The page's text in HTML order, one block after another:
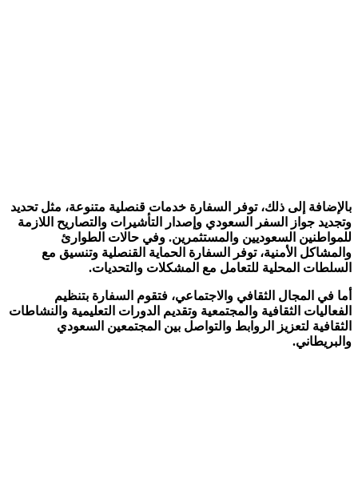
بالإضافة إلى ذلك، توفر السفارة خدمات قنصلية متنوعة، مثل تحديد
وتجديد جواز السفر السعودي وإصدار التأشيرات والتصاريح اللازمة
للمواطنين السعوديين والمستثمرين. وفي حالات الطوارئ
والمشاكل الأمنية، توفر السفارة الحماية القنصلية وتنسيق مع
السلطات المحلية للتعامل مع المشكلات والتحديات.
أما في المجال الثقافي والاجتماعي، فتقوم السفارة بتنظيم
الفعاليات الثقافية والمجتمعية وتقديم الدورات التعليمية والنشاطات
الثقافية لتعزيز الروابط والتواصل بين المجتمعين السعودي
والبريطاني.